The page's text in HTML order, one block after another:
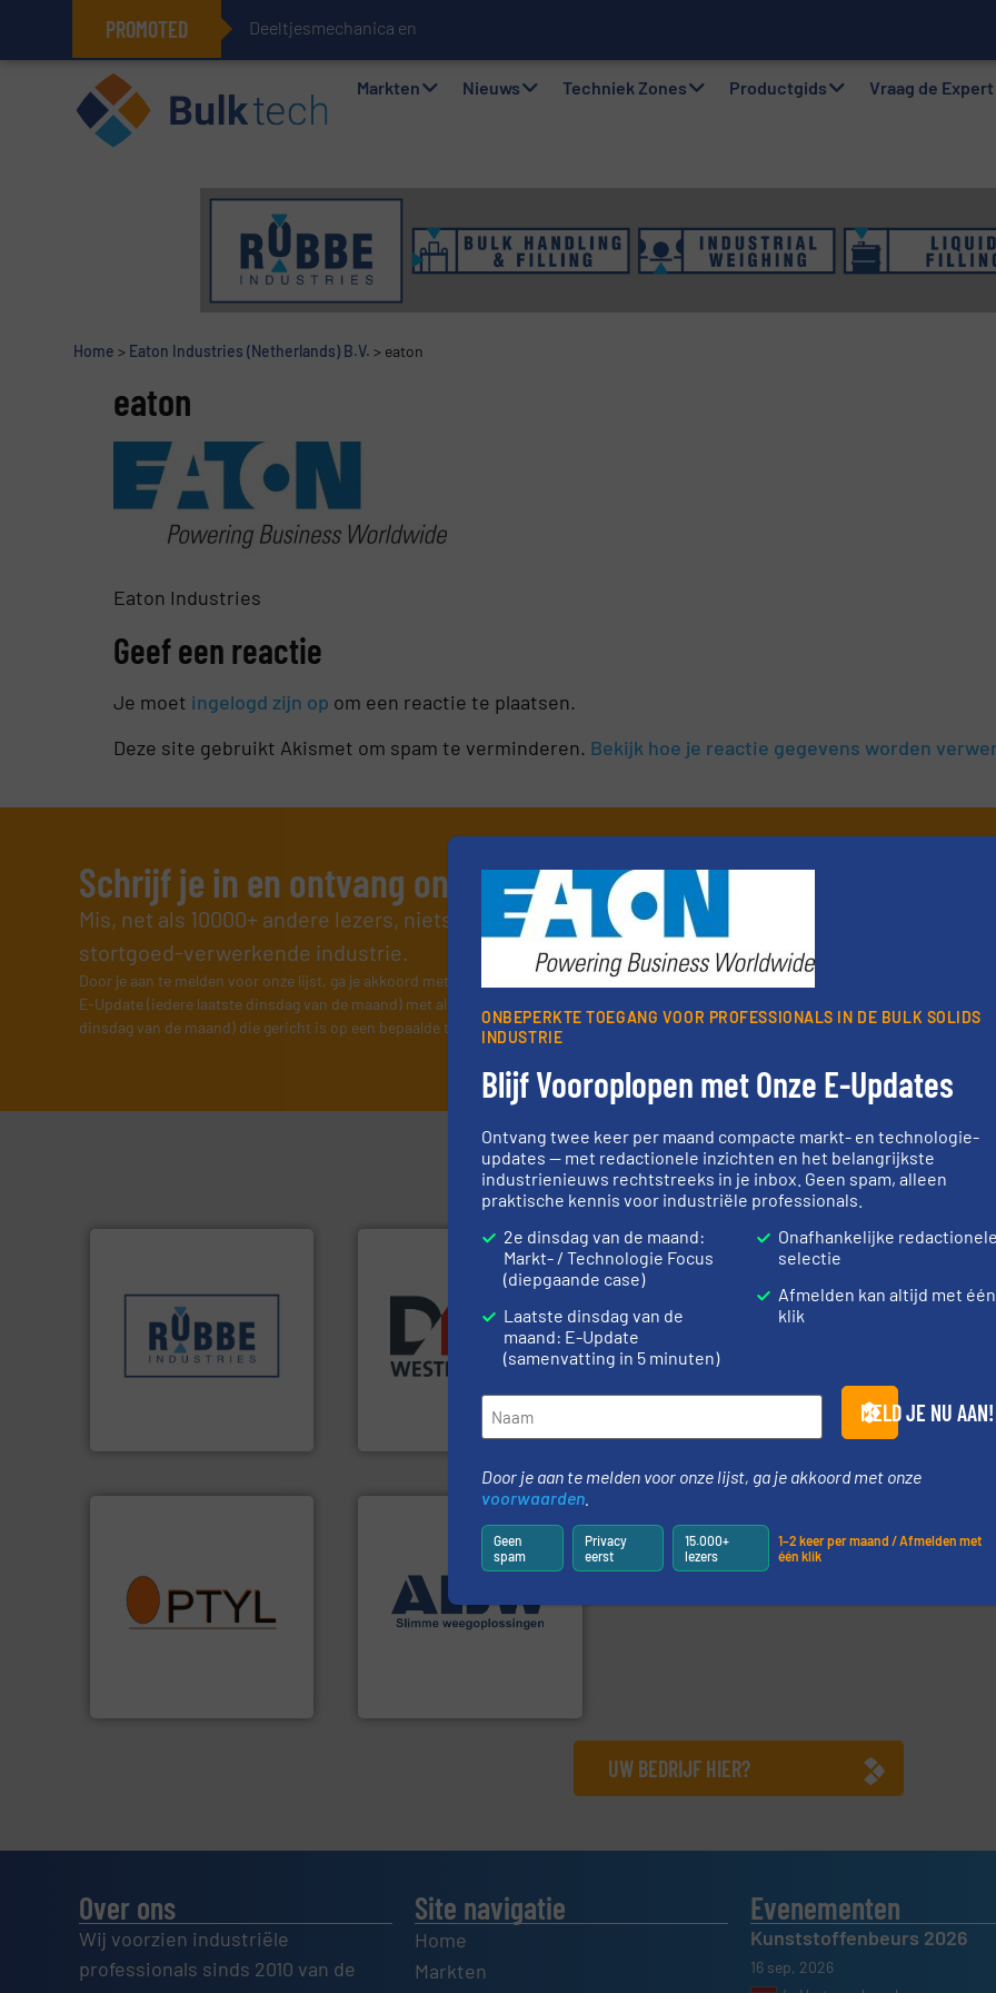
PROMOTED Deeltjesmechanica en krachtnetwe
Geïntegreerde doserings- en weegsystemen: Efficiëntie, kwaliteit en duurzaamheid in één
Markten Nieuws Techniek Zones Productgids Vraag de Expert
Home > Eaton Industries (Netherlands) B.V. > eaton
eaton
Eaton Industries
Geef een reactie
Je moet ingelogd zijn op om een reactie te plaatsen.
Deze site gebruikt Akismet om spam te verminderen. Bekijk hoe je reactie gegevens worden
Schrijf je in en ontvang ons nieuws
Mis, net als 10000+ andere lezers, niets meer van de (technische) ontwikkelingen binnen de
stortgoed-verwerkende industrie.
Door je aan te melden voor onze lijst, ga je akkoord met onze
. We versturen maandelijks twee nieuwsbrieven, de
E-Update (iedere laatste dinsdag van de maand) met algemene updates uit de branche en één E-Product nieuwsbrief (iedere tweede
dinsdag van de maand) die gericht is op een bepaalde technologie.
Partners
verpakking- en
transportprocessen die
klanten in verschillende
sectoren hebben geholpen.
Maatwerk in componenten
plastic-, (petro) chemische,
farmaceutische,
mineralen-, energie en
biomassa industrieën.
Meer info ➜
vloeistofdosering, met
name bij lastig te verwerken
Euro-
Compensatoren
QAL1 metingen: Optyl is het
aanspreekpunt voor uw
vragen omtrent stof.Meer
aan weegapparatuur en -
componenten diverse
geautomatiseerde
weegoplossingen.
UW BEDRIJF HIER?
Over ons
Wij voorzien industriële
professionals sinds 2010 van de
Site navigatie
Home
Markten
Evenementen
Kunststoffenbeurs 2026
16 sep, 2026
ONBEPERKTE TOEGANG VOOR PROFESSIONALS IN DE BULK SOLIDS
INDUSTRIE
Blijf Vooroplopen met Onze E-Updates
Ontvang twee keer per maand compacte markt- en technologie-
updates — met redactionele inzichten en het belangrijkste
industrienieuws rechtstreeks in je inbox. Geen spam, alleen
praktische kennis voor industriële professionals.
2e dinsdag van de maand:
Markt- / Technologie Focus
(diepgaande case)
Laatste dinsdag van de
maand: E-Update
(samenvatting in 5 minuten)
Onafhankelijke redactionele
selectie
Afmelden kan altijd met één
klik
MELD JE NU AAN!
Door je aan te melden voor onze lijst, ga je akkoord met onze
voorwaarden
Geen
spam
Privacy
eerst
15.000+
lezers
1–2 keer per maand / Afmelden met
één klik